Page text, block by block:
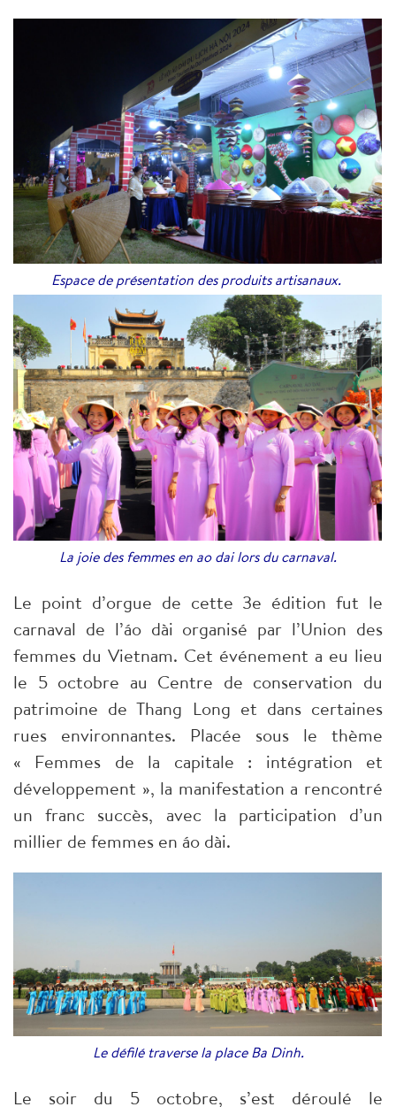
Espace de présentation des produits artisanaux.
La joie des femmes en ao dai lors du carnaval.
Le point d’orgue de cette 3e édition fut le
carnaval de l’áo dài organisé par l’Union des
femmes du Vietnam. Cet événement a eu lieu
le 5 octobre au Centre de conservation du
patrimoine de Thang Long et dans certaines
rues environnantes. Placée sous le thème
« Femmes de la capitale : intégration et
développement », la manifestation a rencontré
un franc succès, avec la participation d’un
millier de femmes en áo dài.
Le défilé traverse la place Ba Dinh.
Le soir du 5 octobre, s’est déroulé le